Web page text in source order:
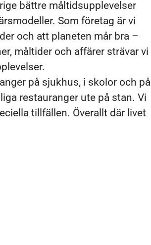
bättre måltidsupplevelser
Som företag är vi
och att planeten mår bra –
måltider och affärer strävar vi
på sjukhus, i skolor och på
restauranger ute på stan. Vi
tillfällen. Överallt där livet